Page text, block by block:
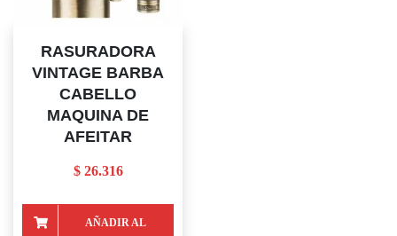
RASURADORA
VINTAGE BARBA
CABELLO
MAQUINA DE
AFEITAR
$26.316
AÑADIR AL